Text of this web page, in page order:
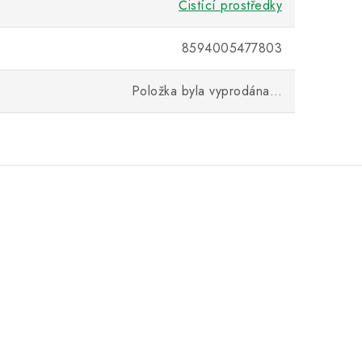
Čistící prostředky
8594005477803
Položka byla vyprodána…